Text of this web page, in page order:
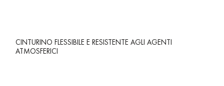
CINTURINO FLESSIBILE E RESISTENTE AGLI AGENTI
ATMOSFERICI